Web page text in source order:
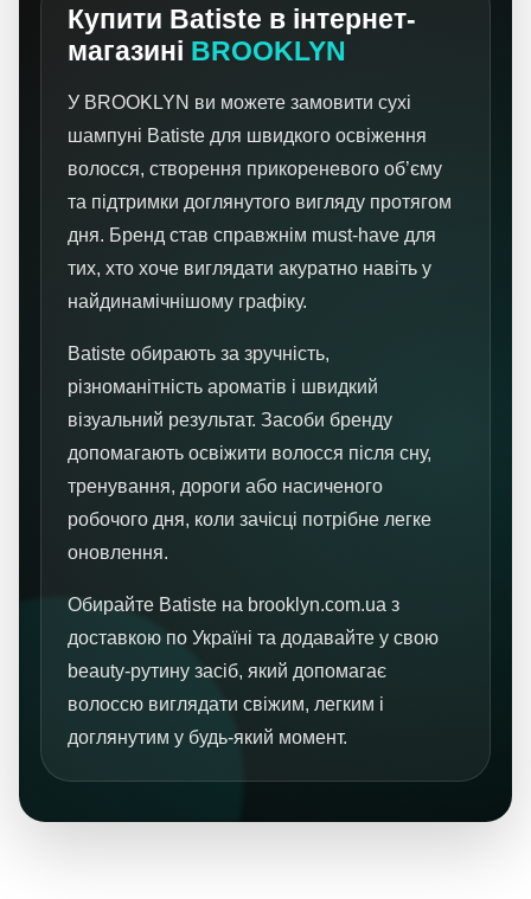
Купити Batiste в інтернет-
магазині BROOKLYN
У BROOKLYN ви можете замовити сухі
шампуні Batiste для швидкого освіження
волосся, створення прикореневого об’єму
та підтримки доглянутого вигляду протягом
дня. Бренд став справжнім must-have для
тих, хто хоче виглядати акуратно навіть у
найдинамічнішому графіку.
Batiste обирають за зручність,
різноманітність ароматів і швидкий
візуальний результат. Засоби бренду
допомагають освіжити волосся після сну,
тренування, дороги або насиченого
робочого дня, коли зачісці потрібне легке
оновлення.
Обирайте Batiste на brooklyn.com.ua з
доставкою по Україні та додавайте у свою
beauty-рутину засіб, який допомагає
волоссю виглядати свіжим, легким і
доглянутим у будь-який момент.